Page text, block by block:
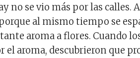
no se vio más por las calles.
al mismo tiempo se
aroma a flores. Cuando
el aroma, descubrieron que